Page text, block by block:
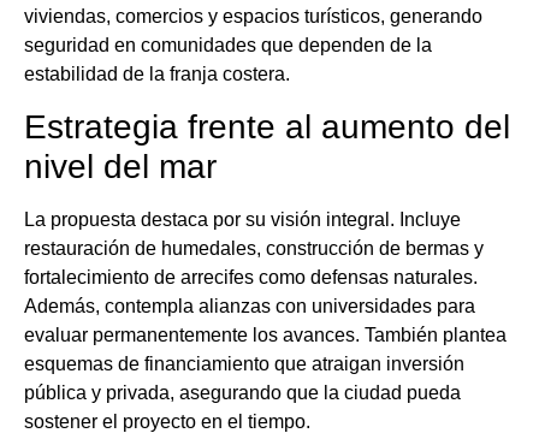
viviendas, comercios y espacios turísticos, generando
seguridad en comunidades que dependen de la
estabilidad de la franja costera.
Estrategia frente al aumento del
nivel del mar
La propuesta destaca por su visión integral. Incluye
restauración de humedales, construcción de bermas y
fortalecimiento de arrecifes como defensas naturales.
Además, contempla alianzas con universidades para
evaluar permanentemente los avances. También plantea
esquemas de financiamiento que atraigan inversión
pública y privada, asegurando que la ciudad pueda
sostener el proyecto en el tiempo.